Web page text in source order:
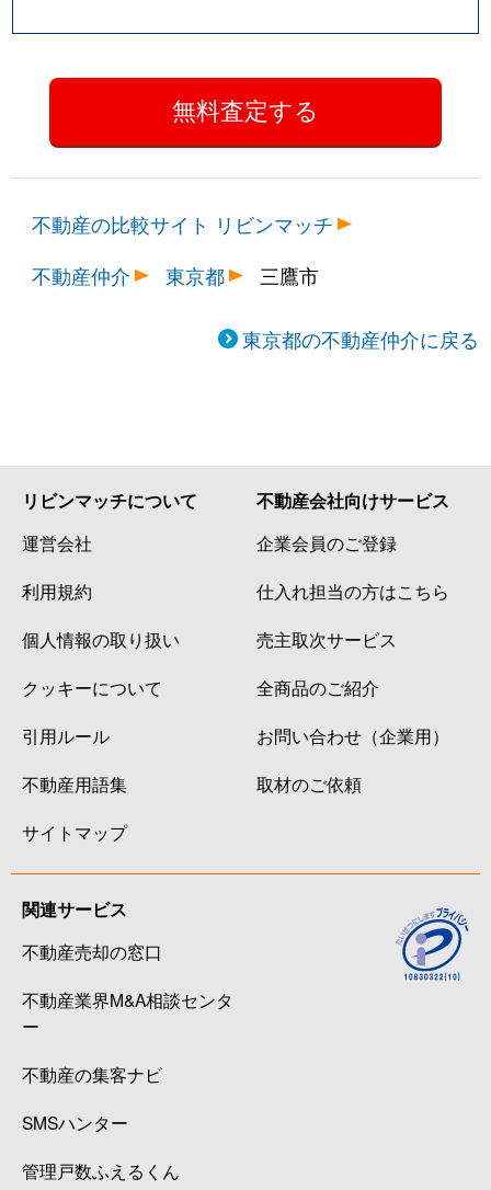
不動産の比較サイト リビンマッチ
不動産仲介
東京都 三鷹市
東京都の不動産仲介に戻る
リビンマッチについて
運営会社
利用規約
個人情報の取り扱い
クッキーについて
引用ルール
不動産用語集
サイトマップ
不動産会社向けサービス
企業会員のご登録
仕入れ担当の方はこちら
売主取次サービス
全商品のご紹介
お問い合わせ（企業用）
取材のご依頼
関連サービス
不動産売却の窓口
不動産業界M&A相談センタ
ー
不動産の集客ナビ
SMSハンター
管理戸数ふえるくん